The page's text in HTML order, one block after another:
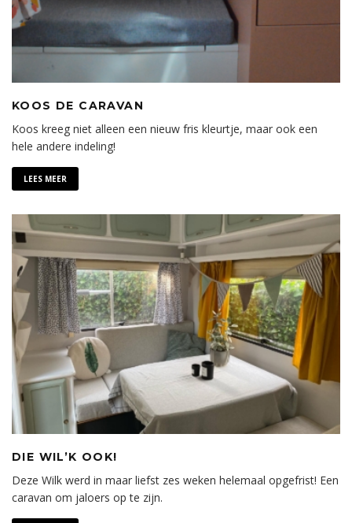
KOOS DE CARAVAN
Koos kreeg niet alleen een nieuw fris kleurtje, maar ook een
hele andere indeling!
LEES MEER
DIE WIL’K OOK!
Deze Wilk werd in maar liefst zes weken helemaal opgefrist! Een
caravan om jaloers op te zijn.